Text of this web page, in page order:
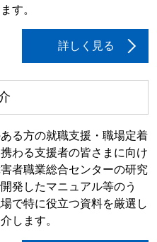
す。
詳しく見る
る方の就職支援・職場定着
わる支援者の皆さまに向け
者職業総合センターの研究
発したマニュアル等のう
で特に役立つ資料を厳選し
します。